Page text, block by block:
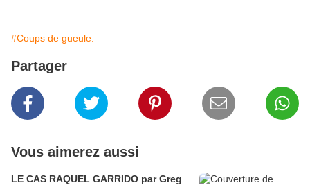
#Coups de gueule.
Partager
Vous aimerez aussi
LE CAS RAQUEL GARRIDO par Greg